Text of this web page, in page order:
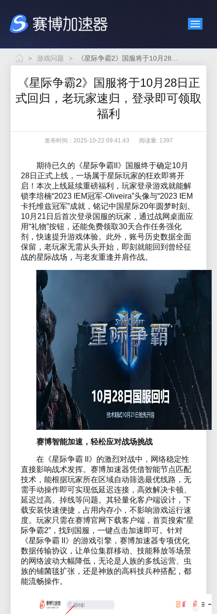
> 游戏问题 >
《星际争霸2》国服将于10月28日正
式回归，老玩家速归，登录即可领取
福利
发布时间：2025-10-22 09:41:43 阅读量: 1397
期待已久的《星际争霸II》国服终于确定10月
28日正式上线，一场属于星际玩家的狂欢即将开
启！本次上线延续重磅福利，玩家登录游戏就能解
锁李培楠“2023 IEM冠军-Oliveira”头像与“2023 IEM
卡托维兹冠军”成就，铭记中国星际20年圆梦时刻。
10月21日后首次登录国服的玩家，通过战网桌面应
用“礼物”按钮，还能免费领取30天合作任务强化
剂，快速提升游戏体验。此外，账号历史数据全面
保留，老玩家无需从头开始，即刻就能回到曾经征
战的星际战场，与老友重逢并肩作战。
赛博智能加速，轻松应对战场挑战
在《星际争霸 II》的激烈对战中，网络稳定性
直接影响战术发挥。赛博加速器凭借智能节点匹配
技术，能根据玩家所在区域自动筛选最优线路，无
需手动操作即可实现低延迟连接，高效解决卡顿、
延迟过高、掉线等问题。其轻量化客户端设计，下
载安装快速便捷，占用内存小，不影响游戏运行速
度。玩家只需在赛博官网下载客户端，首页搜索“星
际争霸2”，找到国服，一键点击加速即可。针对
《星际争霸 II》的游戏引擎，赛博加速器专项优化
数据传输协议，让单位集群移动、技能释放等场景
的网络波动大幅降低，无论是人族的多线运营、虫
族的铺菌毯扩张，还是神族的高科技兵种搭配，都
能流畅操作。